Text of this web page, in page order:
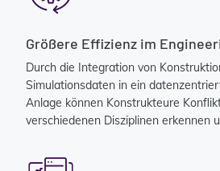
Größere Effizienz im
Durch die Integration von
Simulationsdaten in ein
Anlage können Konstrukteure
verschiedenen Disziplinen erkennen